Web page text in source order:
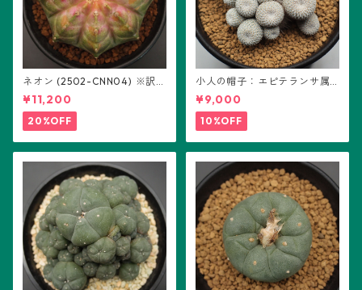
ネオン (2502-CNN04) ※訳あ
り：ギムノカリキウム属 ※実
生
¥11,200
20%OFF
小人の帽子：エピテランサ属
(B01)
¥9,000
10%OFF